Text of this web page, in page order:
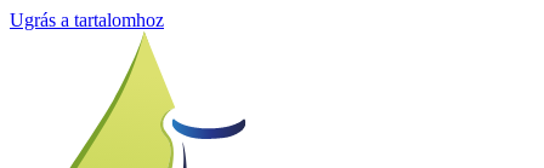
Ugrás a tartalomhoz